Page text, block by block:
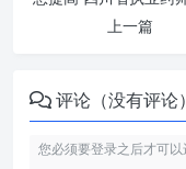
上一篇
评论（没有评论）